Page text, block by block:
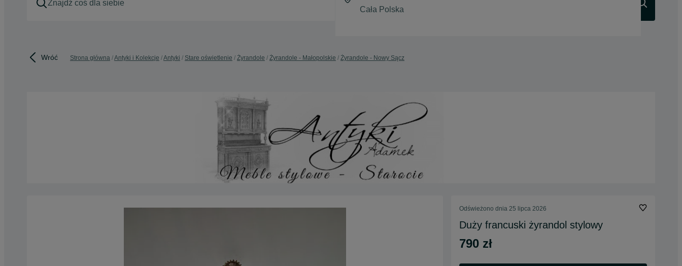
Wróć Strona główna Antyki i Kolekcje Antyki Stare oświetlenie Żyrandole Żyrandole - Małopolskie Żyrandole - Nowy Sącz
Odświeżono dnia 25 lipca 2026
Duży francuski żyrandol stylowy
790 zł